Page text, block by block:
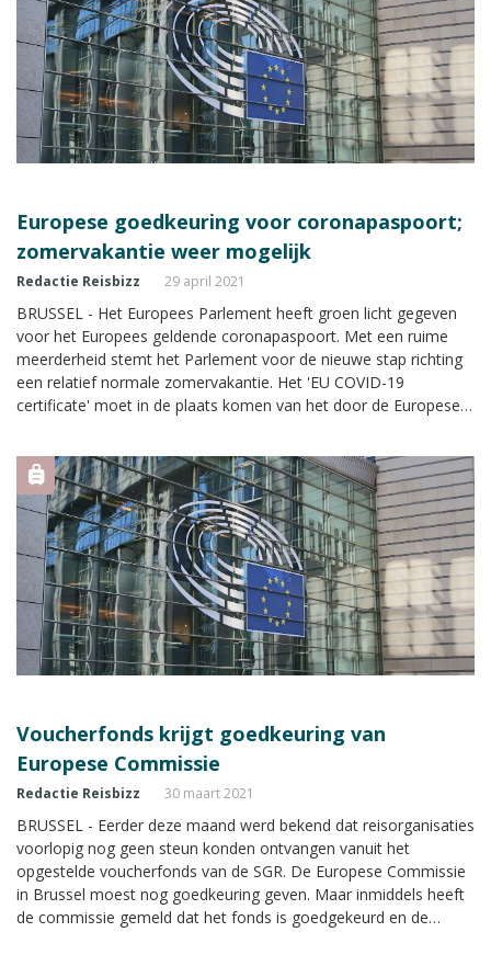
Europese goedkeuring voor coronapaspoort;
zomervakantie weer mogelijk
Redactie Reisbizz 29 april 2021
BRUSSEL - Het Europees Parlement heeft groen licht gegeven
voor het Europees geldende coronapaspoort. Met een ruime
meerderheid stemt het Parlement voor de nieuwe stap richting
een relatief normale zomervakantie. Het 'EU COVID-19
certificate' moet in de plaats komen van het door de Europese
Voucherfonds krijgt goedkeuring van
Europese Commissie
Redactie Reisbizz 30 maart 2021
BRUSSEL - Eerder deze maand werd bekend dat reisorganisaties
voorlopig nog geen steun konden ontvangen vanuit het
opgestelde voucherfonds van de SGR. De Europese Commissie
in Brussel moest nog goedkeuring geven. Maar inmiddels heeft
de commissie gemeld dat het fonds is goedgekeurd en de